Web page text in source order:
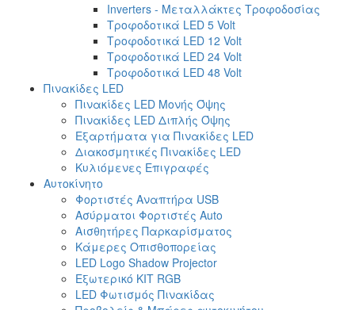
Inverters - Μεταλλάκτες Τροφοδοσίας
Τροφοδοτικά LED 5 Volt
Τροφοδοτικά LED 12 Volt
Τροφοδοτικά LED 24 Volt
Τροφοδοτικά LED 48 Volt
Πινακίδες LED
Πινακίδες LED Μονής Όψης
Πινακίδες LED Διπλής Όψης
Εξαρτήματα για Πινακίδες LED
Διακοσμητικές Πινακίδες LED
Κυλιόμενες Επιγραφές
Αυτοκίνητο
Φορτιστές Αναπτήρα USB
Ασύρματοι Φορτιστές Auto
Αισθητήρες Παρκαρίσματος
Κάμερες Οπισθοπορείας
LED Logo Shadow Projector
Εξωτερικό ΚΙΤ RGB
LED Φωτισμός Πινακίδας